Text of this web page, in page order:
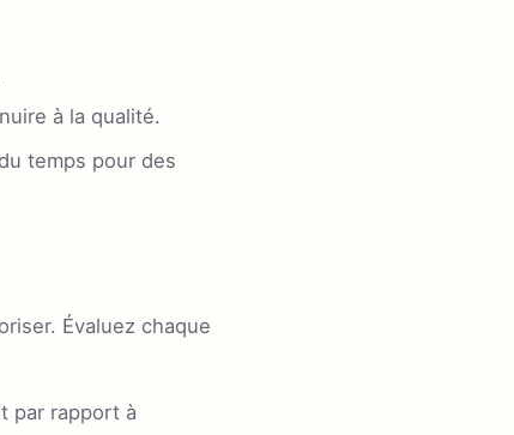
à la qualité.
temps pour des
Évaluez chaque
par rapport à